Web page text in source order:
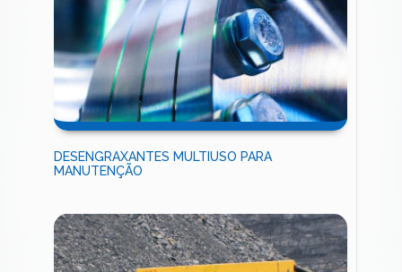
DESENGRAXANTES MULTIUSO PARA
MANUTENÇÃO